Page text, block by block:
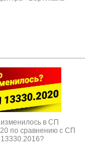
в СП
по сравнению с СП
13330.2016?